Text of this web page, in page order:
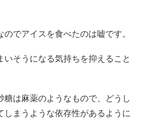
でアイスを食べたのは嘘です。
いそうになる気持ちを抑えること
糖は麻薬のようなもので、どうし
しまうような依存性があるように